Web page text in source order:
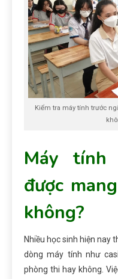
Kiểm tra máy tính trước
Máy tính
được
không?
Nhiều học sinh hiện nay
dòng máy tính như
phòng thi hay không.